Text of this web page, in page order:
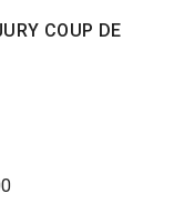
COUP DE